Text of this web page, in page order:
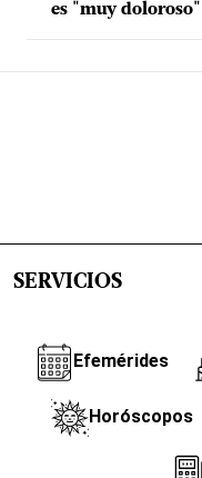
es "muy
SERVICIOS
Efemérides
Horóscopos